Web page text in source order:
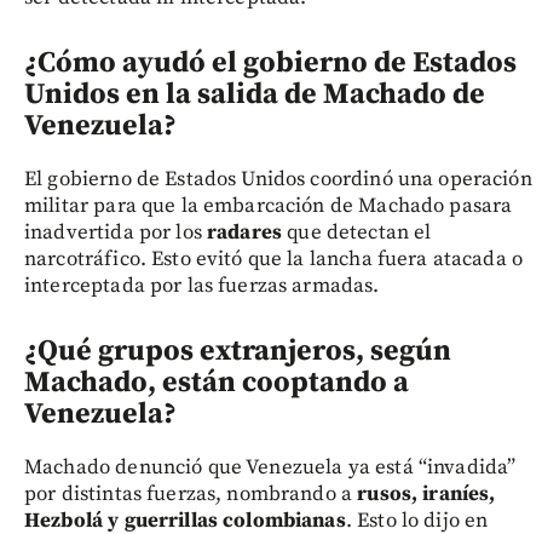
¿Cómo ayudó el gobierno de Estados
Unidos en la salida de Machado de
Venezuela?
El gobierno de Estados Unidos coordinó una operación
militar para que la embarcación de Machado pasara
inadvertida por losradaresque detectan el
narcotráfico. Esto evitó que la lancha fuera atacada o
interceptada por las fuerzas armadas.
¿Qué grupos extranjeros, según
Machado, están cooptando a
Venezuela?
Machado denunció que Venezuela ya está “invadida”
por distintas fuerzas, nombrando arusos, iraníes,
Hezbolá y guerrillas colombianas. Esto lo dijo en